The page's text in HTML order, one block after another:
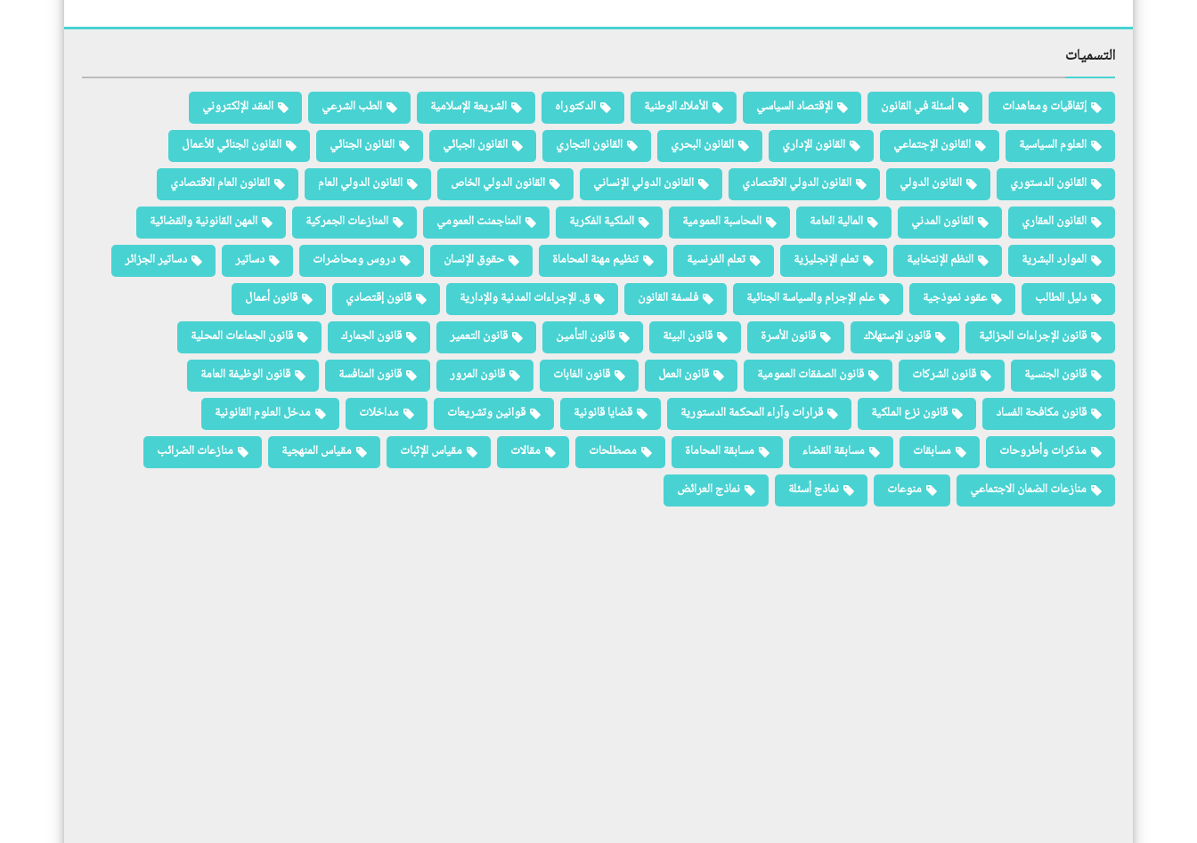
التسميات
إتفاقيات ومعاهدات أسئلة في القانون الإقتصاد السياسي الأملاك الوطنية الدكتوراه الشريعة الإسلامية الطب الشرعي
العقد الإلكتروني
العلوم السياسية
القانون الإجتماعي القانون الإداري القانون البحري القانون التجاري القانون الجبائي القانون الجنائي
القانون الجنائي للأعمال
القانون الدستوري
القانون الدولي القانون الدولي الاقتصادي القانون الدولي الإنساني القانون الدولي الخاص القانون الدولي العام
القانون العام الاقتصادي
القانون العقاري
القانون المدني المالية العامة المحاسبة العمومية الملكية الفكرية المناجمنت العمومي المنازعات الجمركية
المهن القانونية والقضائية
الموارد البشرية
النظم الإنتخابية تعلم الإنجليزية تعلم الفرنسية تنظيم مهنة المحاماة حقوق الإنسان دروس ومحاضرات دساتير
دساتير الجزائر
دليل الطالب
عقود نموذجية علم الإجرام والسياسة الجنائية فلسفة القانون ق. الإجراءات المدنية والإدارية قانون إقتصادي
قانون أعمال
قانون الإجراءات الجزائية
قانون الإستهلاك قانون الأسرة قانون البيئة قانون التأمين قانون التعمير قانون الجمارك
قانون الجماعات المحلية
قانون الجنسية
قانون الشركات قانون الصفقات العمومية قانون العمل قانون الغابات قانون المرور قانون المنافسة
قانون الوظيفة العامة
قانون مكافحة الفساد
قانون نزع الملكية قرارات وآراء المحكمة الدستورية قضايا قانونية قوانين وتشريعات مداخلات
مدخل العلوم القانونية
مذكرات وأطروحات
مسابقات مسابقة القضاء مسابقة المحاماة مصطلحات مقالات مقياس الإثبات مقياس المنهجية
منازعات الضرائب
منازعات الضمان الاجتماعي
منوعات نماذج أسئلة نماذج العرائض